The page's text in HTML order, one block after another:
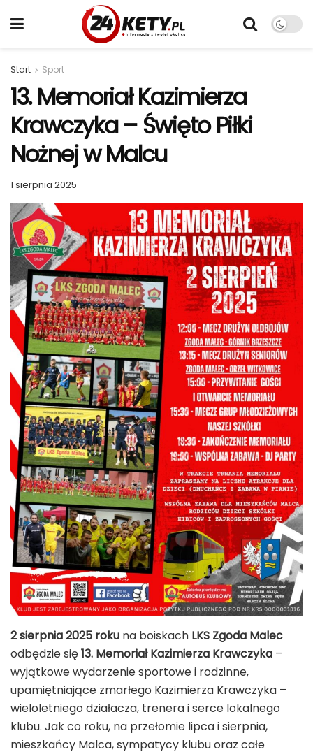
Start Sport
13. Memoriał Kazimierza
Krawczyka – Święto Piłki
Nożnej w Malcu
1 sierpnia 2025
2 sierpnia 2025 roku na boiskach LKS Zgoda Malec
odbędzie się13. Memoriał Kazimierza Krawczyka –
wyjątkowe wydarzenie sportowe i rodzinne,
upamiętniające zmarłego Kazimierza Krawczyka –
wieloletniego działacza, trenera i serce lokalnego
klubu. Jak co roku, na przełomie lipca i sierpnia,
mieszkańcy Malca, sympatycy klubu oraz całe